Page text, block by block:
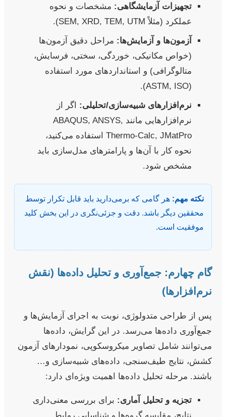
تجهیزات آزمایشگاهی: مشخصات و نحوه
عملکرد (مثلاً SEM, XRD, TEM, UTM).
آزمون‌ها و آزمایش‌ها: مراحل دقیق آزمون‌ها
(خواص مکانیکی، خوردگی، سختی، فرسایش،
متالوگرافی) و استانداردهای مورد استفاده
(ASTM, ISO).
نرم‌افزارهای شبیه‌سازی/تحلیلی: اگر از
نرم‌افزارهایی مانند ABAQUS, ANSYS,
Thermo-Calc, JMatPro استفاده می‌کنید،
نحوه کار با آن‌ها و پارامترهای مدل‌سازی باید
مشخص شود.
نکته مهم: هر گامی که برمی‌دارید باید قابل تکرار توسط
محققین دیگر باشد. دقت و جزئی‌نگری در این بخش کلید
موفقیت است.
گام چهارم: جمع‌آوری و تحلیل داده‌ها (نقش
نرم‌افزارها)
پس از طراحی متدولوژی، نوبت به اجرای آزمایش‌ها و
جمع‌آوری داده‌ها می‌رسد. در این گرایش، داده‌ها
می‌توانند شامل تصاویر میکروسکوپی، نمودارهای آزمون
کشش، نتایج طیف‌سنجی، داده‌های شبیه‌سازی و…
باشند. مرحله تحلیل داده‌ها اهمیت ویژه‌ای دارد:
تجزیه و تحلیل آماری: برای بررسی معنی‌داری